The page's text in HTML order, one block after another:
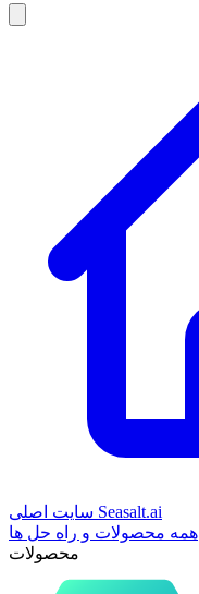
سایت اصلی Seasalt.ai
همه محصولات و راه حل ها
محصولات